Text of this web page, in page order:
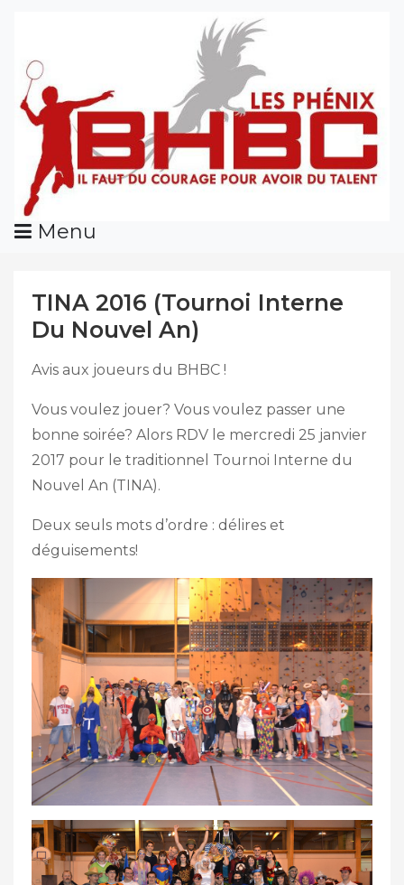
Content
Menu
TINA 2016 (Tournoi Interne
Du Nouvel An)
Avis aux joueurs du BHBC !
Vous voulez jouer? Vous voulez passer une
bonne soirée? Alors RDV le mercredi 25 janvier
2017 pour le traditionnel Tournoi Interne du
Nouvel An (TINA).
Deux seuls mots d’ordre : délires et
déguisements!